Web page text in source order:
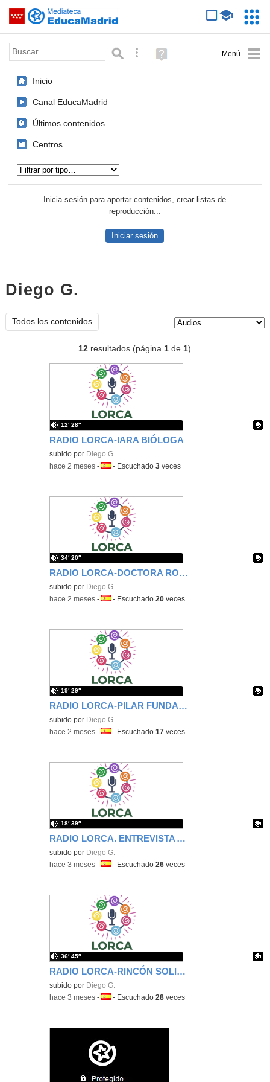
Saltar navegación
Palabra o frase: Búsqueda avanzada
Ayuda
(en
Inicio
Canal EducaMadrid
Últimos contenidos
Centros
Inicia sesión para aportar contenidos, crear listas de
reproducción...
Iniciar sesión
Diego G.
Todos los contenidos
12 resultados (página1 de1)
RADIO LORCA-IARA BIÓLOGA
Contenido educativo.
subido por Diego G.
12′ 28″
-hace 2 meses -Idioma:
- Escuchado3 veces
RADIO LORCA-DOCTORA ROCÍO
Contenido educativo.
subido por Diego G.
34′ 20″
-hace 2 meses -Idioma:
- Escuchado20 veces
RADIO LORCA-PILAR FUNDACIÓN COPE
Contenido educativo.
subido por Diego G.
19′ 29″
-hace 2 meses -Idioma:
- Escuchado17 veces
RADIO LORCA. ENTREVISTA ALBERTO
Contenido educativo.
subido por Diego G.
18′ 39″
-hace 3 meses -Idioma:
- Escuchado26 veces
RADIO LORCA-RINCÓN SOLIDARIO
Contenido educativo.
subido por Diego G.
36′ 45″
-hace 3 meses -Idioma:
- Escuchado28 veces